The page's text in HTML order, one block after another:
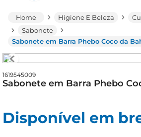
Higiene E Beleza
Sabonete
Sabonete em Barra Phebo Coco da
1619545009
Sabonete em Barra Phebo
Disponível em
leite
queijo
azeite